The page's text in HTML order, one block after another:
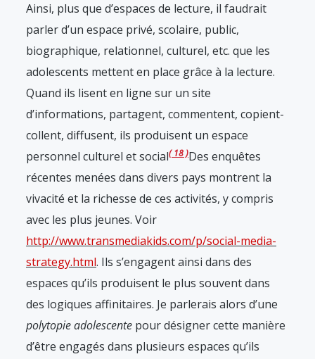
Ainsi, plus que d’espaces de lecture, il faudrait
parler d’un espace privé, scolaire, public,
biographique, relationnel, culturel, etc. que les
adolescents mettent en place grâce à la lecture.
Quand ils lisent en ligne sur un site
d’informations, partagent, commentent, copient-
collent, diffusent, ils produisent un espace
personnel culturel et social 18 Des enquêtes
récentes menées dans divers pays montrent la
vivacité et la richesse de ces activités, y compris
avec les plus jeunes. Voir
http://www.transmediakids.com/p/social-media-
strategy.html. Ils s’engagent ainsi dans des
espaces qu’ils produisent le plus souvent dans
des logiques affinitaires. Je parlerais alors d’une
polytopie adolescente pour désigner cette manière
d’être engagés dans plusieurs espaces qu’ils